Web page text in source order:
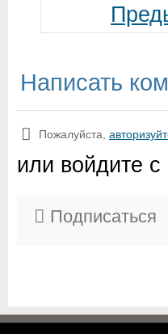
Написать
Пожалуйста,
или войдите
Подписаться